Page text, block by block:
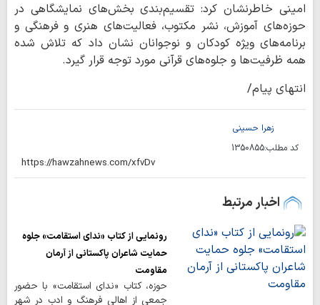
امینی خاطرنشان کرد: تقسیم‌بندی بخش‌های نمایشگاهی در
حوزه‌های آموزش، نشر مکتوب، فعالیت‌های هنری و فرهنگی و
برنامه‌های ویژه کودکان و نوجوانان نشان داد که تلاش شده
همه ظرفیت‌ها و جلوه‌های قرآنی مورد توجه قرار گیرد.
انتهای پیام/
زهرا حسینی
کد مطلب:1350855
اخبار مرتبط
رونمایی از کتاب «ندای استقامت» جلوه
حمایت شاعران پاکستانی از آرمان
مقاومت
حوزه، کتاب «ندای استقامت» با حضور
جمعی از اهالی فرهنگ و ادب در شهر